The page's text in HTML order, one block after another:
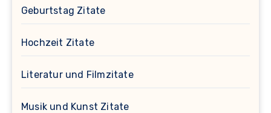
Geburtstag Zitate
Hochzeit Zitate
Literatur und Filmzitate
Musik und Kunst Zitate